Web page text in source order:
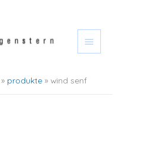
hauptmenü
produkte wind senf